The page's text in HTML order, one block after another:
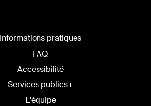
Informations pratiques
FAQ
Accessibilité
Services publics+
L'équipe